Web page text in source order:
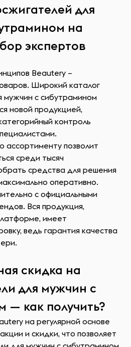
для
на
экспертов
Beautery –
Широкий каталог
с сибутрамином
новой продукцией,
контроль
ассортименту позволит
среди тысяч
средства для решения
оперативно.
с официальными
Вся продукция,
имеет
ведь гарантия качества
скидка на
для мужчин с
— как получить?
на регулярной основе
и скидки, что позволяет